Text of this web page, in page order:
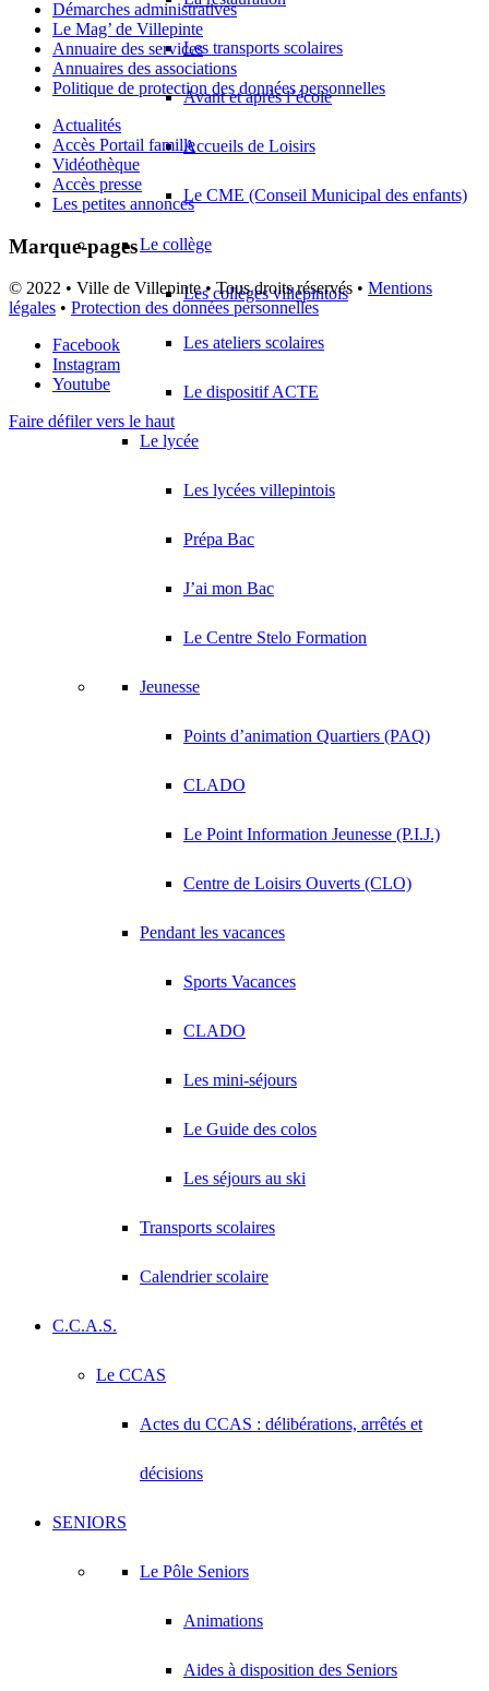
Les transports scolaires
Avant et après l’école
Accueils de Loisirs
Le CME (Conseil Municipal des enfants)
Le collège
Les collèges villepintois
Les ateliers scolaires
Le dispositif ACTE
Le lycée
Les lycées villepintois
Prépa Bac
J’ai mon Bac
Le Centre Stelo Formation
Jeunesse
Points d’animation Quartiers (PAQ)
CLADO
Le Point Information Jeunesse (P.I.J.)
Centre de Loisirs Ouverts (CLO)
Pendant les vacances
Sports Vacances
CLADO
Les mini-séjours
Le Guide des colos
Les séjours au ski
Transports scolaires
Calendrier scolaire
C.C.A.S.
Le CCAS
Actes du CCAS : délibérations, arrêtés et
décisions
SENIORS
Le Pôle Seniors
Animations
Aides à disposition des Seniors
Démarches administratives
Le Mag’ de Villepinte
Annuaire des services
Annuaires des associations
Politique de protection des données personnelles
Actualités
Accès Portail famille
Vidéothèque
Accès presse
Les petites annonces
Marque-pages
© 2022 • Ville de Villepinte • Tous droits réservés • Mentions
légales • Protection des données personnelles
Facebook
Instagram
Youtube
Faire défiler vers le haut